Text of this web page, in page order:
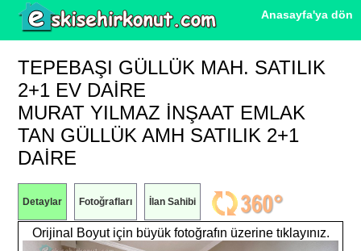
Anasayfa'ya dön
TEPEBAŞI GÜLLÜK MAH. SATILIK
2+1 EV DAIRE
MURAT YILMAZ İNŞAAT EMLAK
TAN GÜLLÜK AMH SATILIK 2+1
DAİRE
Detaylar Fotoğrafları İlan Sahibi
Orijinal Boyut için büyük fotoğrafın üzerine tıklayınız.